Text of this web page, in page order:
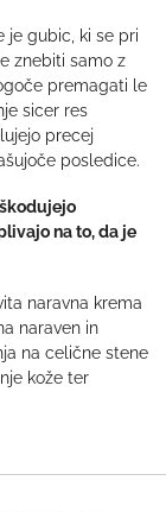
je gubic, ki se pri
znebiti samo z
premagati le
sicer res
precej
posledice.
na to, da je
naravna krema
naraven in
na celične stene
kože ter